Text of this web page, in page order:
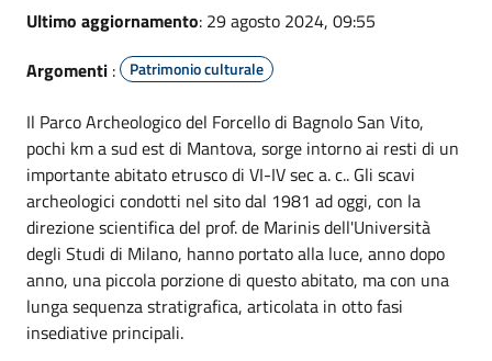
Ultimo aggiornamento: 29 agosto 2024, 09:55
Argomenti : Patrimonio culturale
Il Parco Archeologico del Forcello di Bagnolo San Vito,
pochi km a sud est di Mantova, sorge intorno ai resti di un
importante abitato etrusco di VI-IV sec a. c.. Gli scavi
archeologici condotti nel sito dal 1981 ad oggi, con la
direzione scientifica del prof. de Marinis dell'Università
degli Studi di Milano, hanno portato alla luce, anno dopo
anno, una piccola porzione di questo abitato, ma con una
lunga sequenza stratigrafica, articolata in otto fasi
insediative principali.